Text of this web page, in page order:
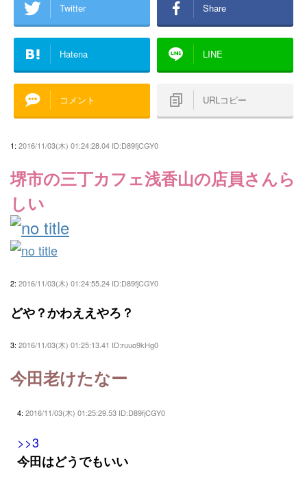
Twitter Share
Hatena LINE
コメント URLコピー
1: 2016/11/03(木) 01:24:28.04 ID:D89fjCGY0
堺市の三丁カフェ浅香山の店員さんら
しい
2: 2016/11/03(木) 01:24:55.24 ID:D89fjCGY0
どや？かわええやろ？
3: 2016/11/03(木) 01:25:13.41 ID:ruuo9kHg0
今田老けたなー
4: 2016/11/03(木) 01:25:29.53 ID:D89fjCGY0
>>3
今田はどうでもいい